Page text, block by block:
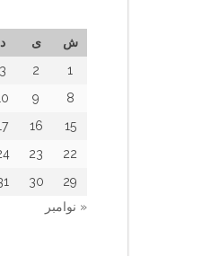
ش ی د
1
2
3
8
9
15
16
22
23
29
30
« نوامبر